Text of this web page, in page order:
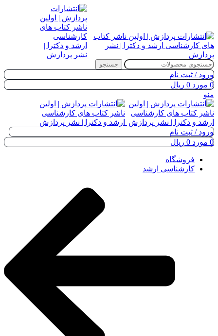
جستجو
ورود / ثبت نام
0 مورد 0 ریال
منو
ورود / ثبت نام
0 مورد 0 ریال
فروشگاه
کارشناسی ارشد